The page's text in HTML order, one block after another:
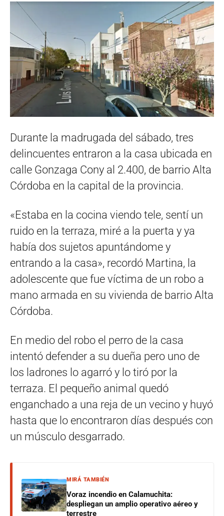
Durante la madrugada del sábado, tres
delincuentes entraron a la casa ubicada en
calle Gonzaga Cony al 2.400, de barrio Alta
Córdoba en la capital de la provincia.
«Estaba en la cocina viendo tele, sentí un
ruido en la terraza, miré a la puerta y ya
había dos sujetos apuntándome y
entrando a la casa», recordó Martina, la
adolescente que fue víctima de un robo a
mano armada en su vivienda de barrio Alta
Córdoba.
En medio del robo el perro de la casa
intentó defender a su dueña pero uno de
los ladrones lo agarró y lo tiró por la
terraza. El pequeño animal quedó
enganchado a una reja de un vecino y huyó
hasta que lo encontraron días después con
un músculo desgarrado.
MIRÁ TAMBIÉN
Voraz incendio en Calamuchita:
despliegan un amplio operativo aéreo y
terrestre